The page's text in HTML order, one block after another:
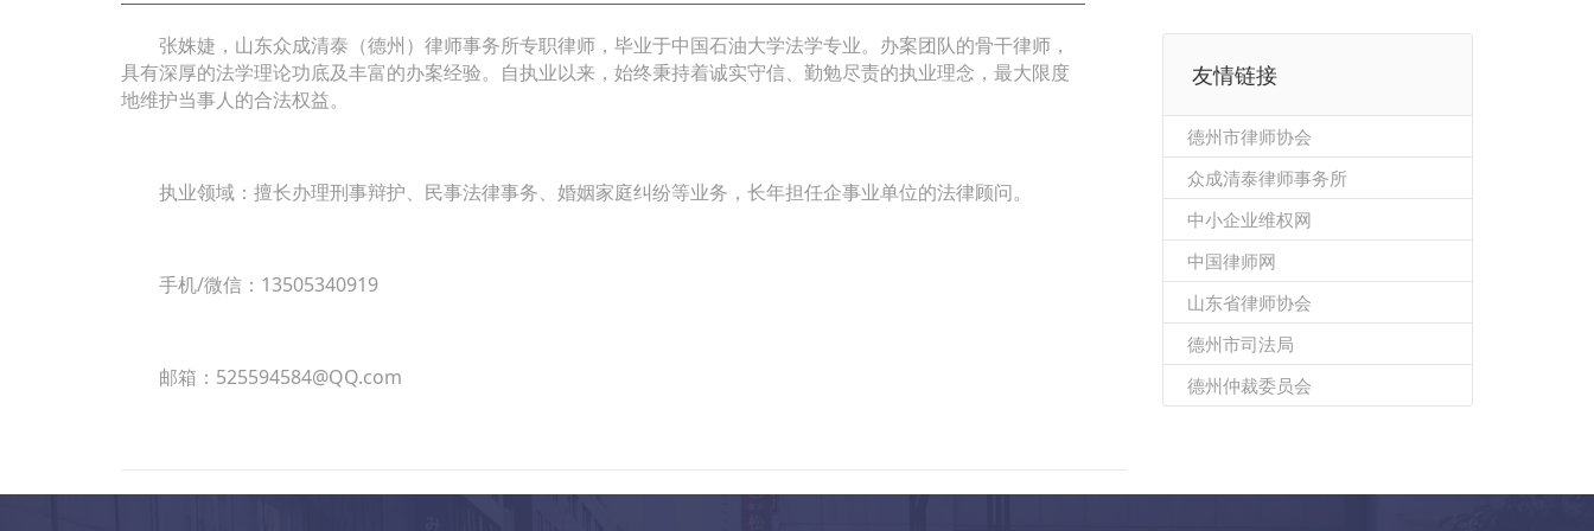
张姝婕，山东众成清泰（德州）律师事务所专职律师，毕业于中国石油大学法学专业。办案团队的骨干律师，
具有深厚的法学理论功底及丰富的办案经验。自执业以来，始终秉持着诚实守信、勤勉尽责的执业理念，最大限度
地维护当事人的合法权益。
执业领域：擅长办理刑事辩护、民事法律事务、婚姻家庭纠纷等业务，长年担任企事业单位的法律顾问。
手机/微信：13505340919
邮箱：525594584@QQ.com
友情链接
德州市律师协会
众成清泰律师事务所
中小企业维权网
中国律师网
山东省律师协会
德州市司法局
德州仲裁委员会